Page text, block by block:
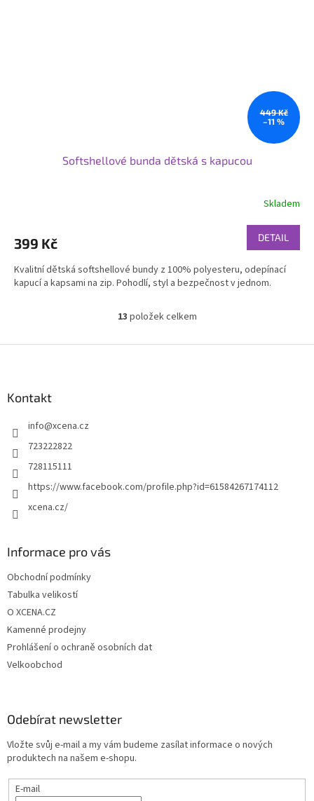
449 Kč
–11 %
Softshellové bunda dětská s kapucou
Skladem
399 Kč DETAIL
Kvalitní dětská softshellové bundy z 100% polyesteru, odepínací
kapucí a kapsami na zip. Pohodlí, styl a bezpečnost v jednom.
O
l
y
13 položek celkem
Kontakt
info@xcena.cz
723222822
728115111
https://www.facebook.com/profile.php?id=61584267174112
xcena.cz/
Informace pro vás
Obchodní podmínky
Tabulka velikostí
O XCENA.CZ
Kamenné prodejny
Prohlášení o ochraně osobních dat
Velkoobchod
Odebírat newsletter
Vložte svůj e-mail a my vám budeme zasílat informace o nových
produktech na našem e-shopu.
E-mail